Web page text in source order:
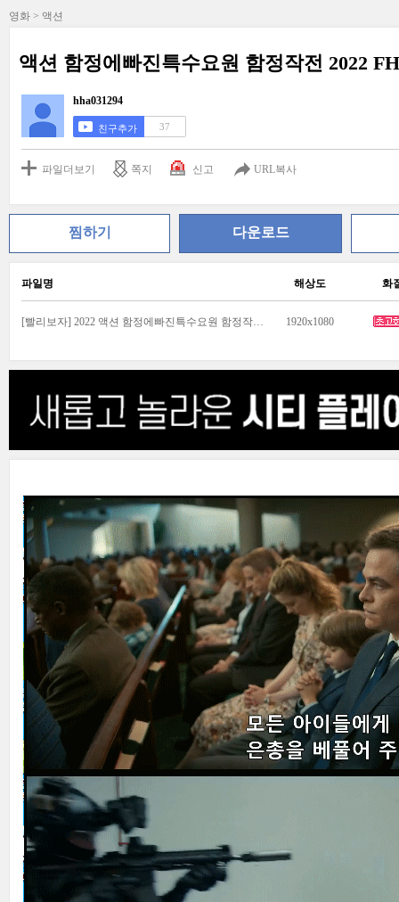
영화 > 액션
액션 함정에빠진특수요원 함정작전 2022
hha031294
친구추가 37
파일더보기 쪽지 신고 URL복사
찜하기 다운로드
파일명 해상도 화
[빨리보자] 2022 액션 함정에빠진특수요원 함정작전 초고화질.mp4 1920x1080